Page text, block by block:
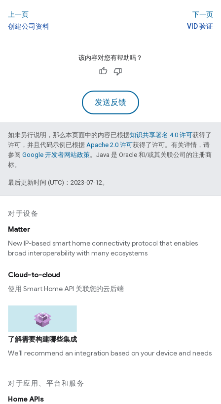
上一页
创建公司资料
下一页
VID 验证
该内容对您有帮助吗？
发送反馈
如未另行说明，那么本页面中的内容已根据知识共享署名 4.0 许可获得了
许可，并且代码示例已根据 Apache 2.0 许可获得了许可。有关详情，请
参阅 Google 开发者网站政策。Java 是 Oracle 和/或其关联公司的注册商
标。
最后更新时间 (UTC)：2023-07-12。
对于设备
Matter
New IP-based smart home connectivity protocol that enables
broad interoperability with many ecosystems
Cloud-to-cloud
使用 Smart Home API 关联您的云后端
了解需要构建哪些集成
We’ll recommend an integration based on your device and needs
对于应用、平台和服务
Home APIs